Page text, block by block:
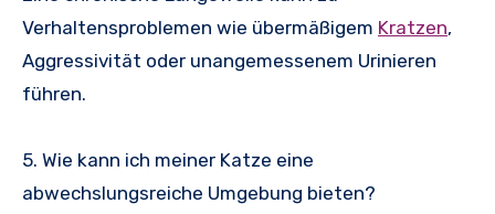
Verhaltensproblemen wie übermäßigem Kratzen,
Aggressivität oder unangemessenem Urinieren
führen.
5. Wie kann ich meiner Katze eine
abwechslungsreiche Umgebung bieten?